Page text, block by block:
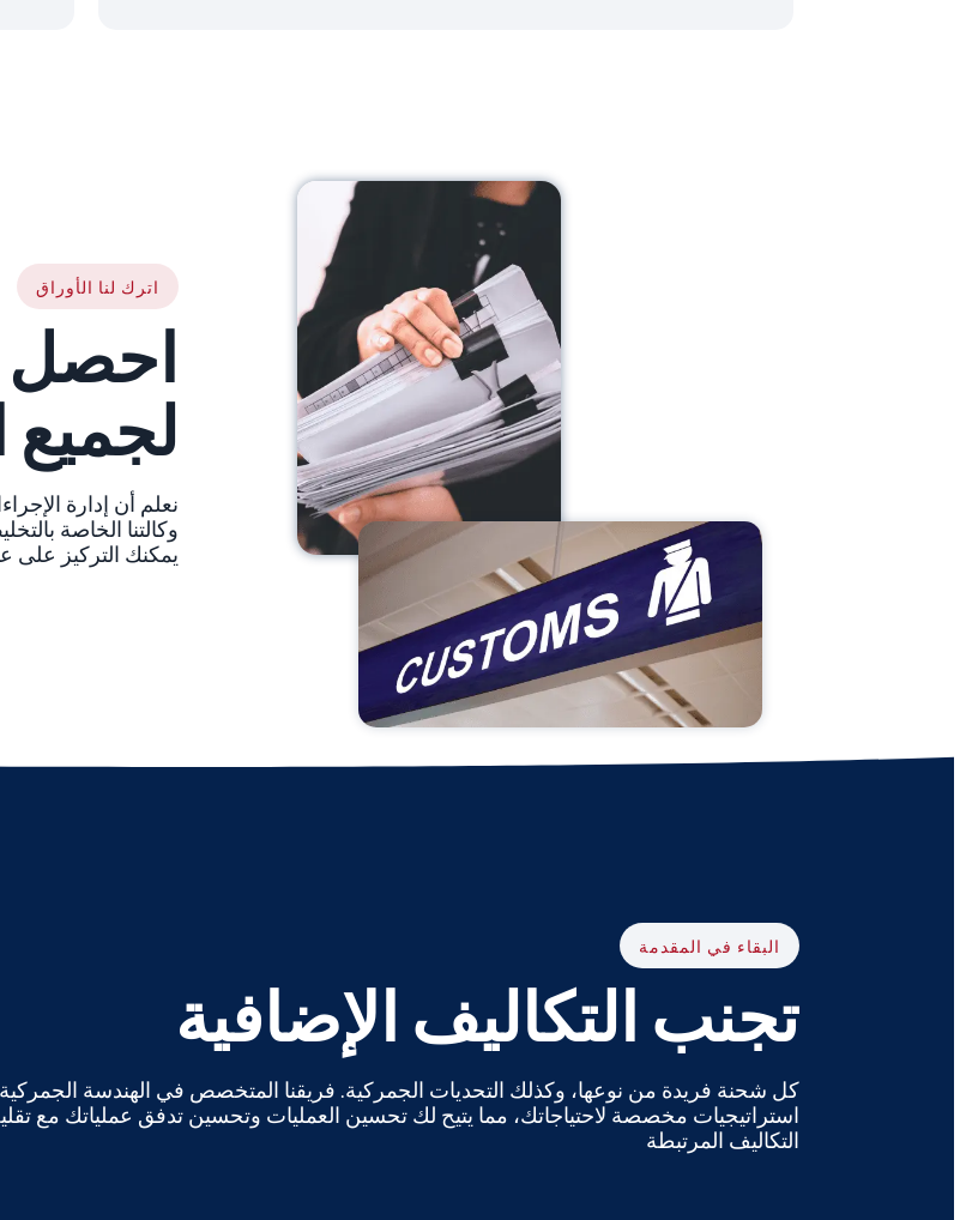
اترك لنا الأوراق
احصل
لجميع
نعلم أن إدارة
وكالتنا الخاصة
يمكنك التركيز على
البقاء في المقدمة
تجنب التكاليف الإضافية
كل شحنة فريدة من نوعها، وكذلك التحديات الجمركية. فريقنا المتخصص في الهندسة
استراتيجيات مخصصة لاحتياجاتك، مما يتيح لك تحسين العمليات وتحسين تدفق عملياتك مع
التكاليف المرتبطة